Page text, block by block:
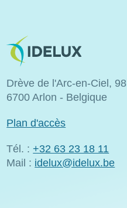
Image
Drève de l'Arc-en-Ciel, 98
6700 Arlon - Belgique
Plan d'accès
Tél. : +32 63 23 18 11
Mail : idelux@idelux.be